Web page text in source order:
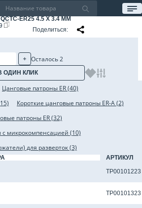
ER25 4.5 X 3.4 ММ
Поделиться
Осталось 2
ОДИН КЛИК
Цанговые патроны ER (40)
Короткие цанговые патроны ER-A (2)
патроны ER (32)
микрокомпенсацией (10)
для разверток (3)
АРТИКУЛ
TP00101223
TP00101323